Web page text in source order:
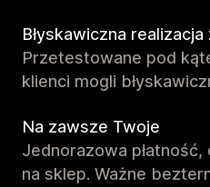
Błyskawiczna realizacja
Przetestowane pod
klienci mogli
Na zawsze Twoje
Jednorazowa
na sklep. Ważne